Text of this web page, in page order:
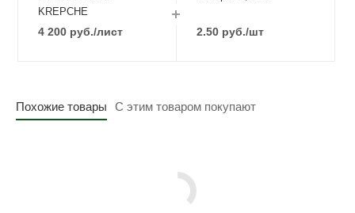
KREPCHE
4 200руб./лист 2.50 руб./шт
Похожие товары С этим товаром покупают